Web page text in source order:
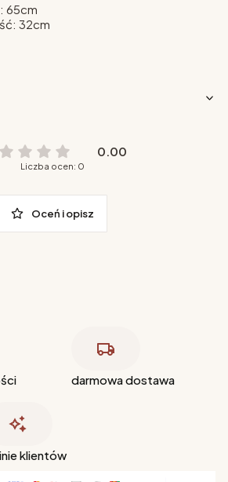
65cm
32cm
0.00
Liczba ocen: 0
Oceń i opisz
darmowa dostawa
klientów